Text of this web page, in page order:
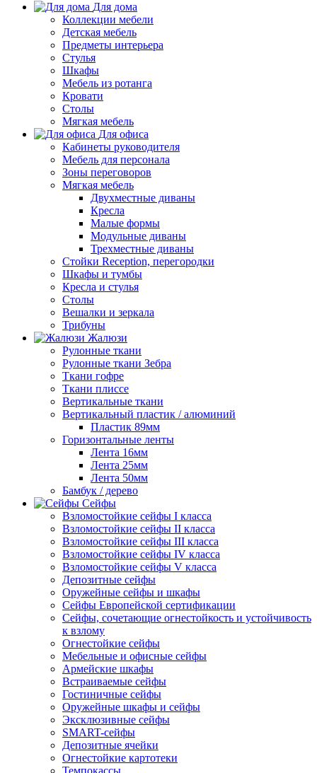
Для дома
Коллекции мебели
Детская мебель
Предметы интерьера
Стулья
Шкафы
Мебель из ротанга
Кровати
Столы
Мягкая мебель
Для офиса
Кабинеты руководителя
Мебель для персонала
Зоны переговоров
Мягкая мебель
Двухместные диваны
Кресла
Малые формы
Модульные диваны
Трехместные диваны
Стойки Reception, перегородки
Шкафы и тумбы
Кресла и стулья
Столы
Вешалки и зеркала
Трибуны
Жалюзи
Рулонные ткани
Рулонные ткани Зебра
Ткани гофре
Ткани плиссе
Вертикальные ткани
Вертикальный пластик / алюминий
Пластик 89мм
Горизонтальные ленты
Лента 16мм
Лента 25мм
Лента 50мм
Бамбук / дерево
Сейфы
Взломостойкие сейфы I класса
Взломостойкие сейфы II класса
Взломостойкие сейфы III класса
Взломостойкие сейфы IV класса
Взломостойкие сейфы V класса
Депозитные сейфы
Оружейные сейфы и шкафы
Сейфы Европейской сертификации
Сейфы, сочетающие огнестойкость и устойчивость
к взлому
Огнестойкие сейфы
Мебельные и офисные сейфы
Армейские шкафы
Встраиваемые сейфы
Гостиничные сейфы
Оружейные шкафы и сейфы
Эксклюзивные сейфы
SMART-сейфы
Депозитные ячейки
Огнестойкие картотеки